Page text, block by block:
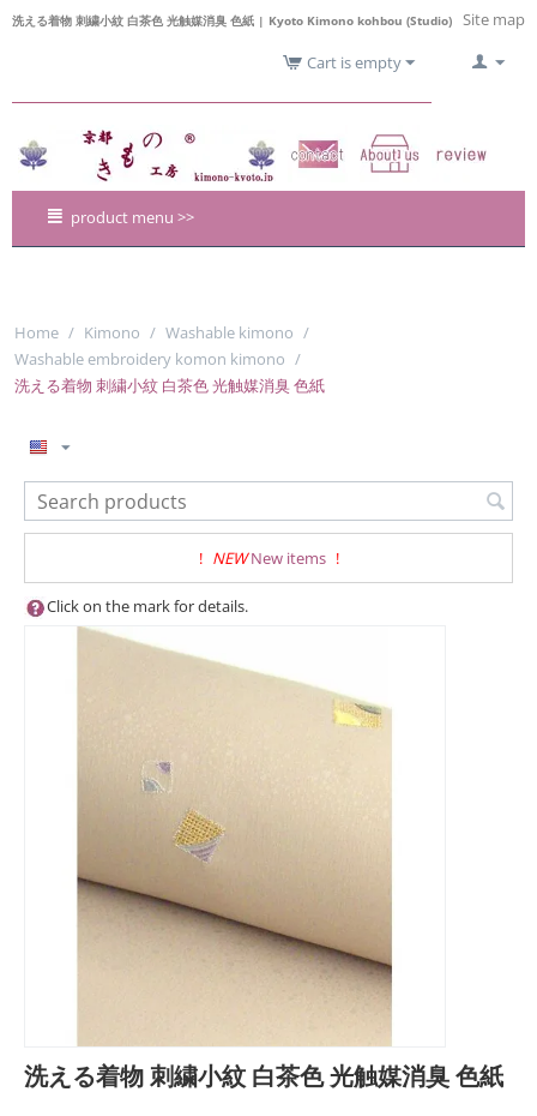
洗える着物 刺繍小紋 白茶色 光触媒消臭 色紙 | Kyoto Kimono kohbou (Studio)
Site map
Cart is empty
product menu >>
Home / Kimono / Washable kimono /
Washable embroidery komon kimono /
洗える着物 刺繍小紋 白茶色 光触媒消臭 色紙
! NEW New items !
Click on the mark for details.
洗える着物 刺繍小紋 白茶色 光触媒消臭 色紙